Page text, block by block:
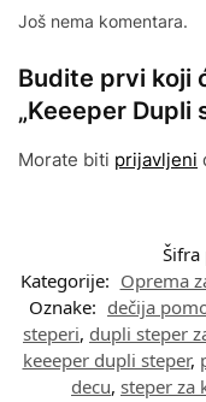
Još nema komentara.
Budite prvi koji
„Keeeper Dupli
Morate biti prijavljeni
Šifra
Kategorije: Oprema
Oznake: dečija
steperi, dupli steper
keeeper dupli steper,
decu, steper za